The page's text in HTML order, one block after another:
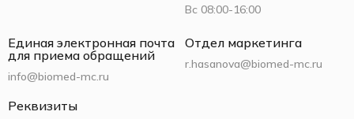
Вс 08:00-16:00
Единая электронная почта
для приема обращений
info@biomed-mc.ru
Отдел маркетинга
r.hasanova@biomed-mc.ru
Реквизиты